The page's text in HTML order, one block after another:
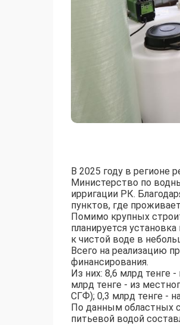
В 2025 году в регионе
Министерство по
ирригации РК.
пунктов, где
Помимо крупных
планируется
к чистой воде в
Всего на реализацию
финансирования.
Из них: 8,6 млрд тенге
млрд тенге - из
СГФ); 0,3 млрд тенге -
По данным областных
питьевой водой